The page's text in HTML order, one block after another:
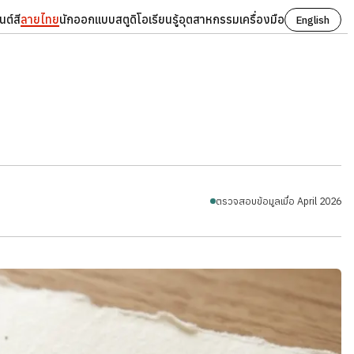
ต์สีลายไทยนักออกแบบสตูดิโอเรียนรู้อุตสาหกรรมเครื่องมือ English
ตรวจสอบข้อมูลเมื่อ April 2026